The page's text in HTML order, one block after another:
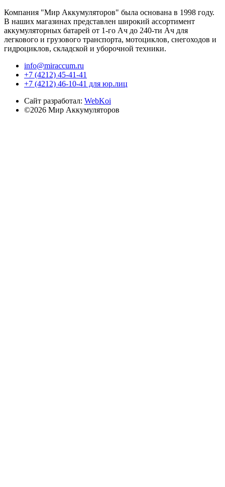
Компания "Мир Аккумуляторов" была основана в 1998 году.
В наших магазинах представлен широкий ассортимент
аккумуляторных батарей от 1-го Ач до 240-ти Ач для
легкового и грузового транспорта, мотоциклов, снегоходов и
гидроциклов, складской и уборочной техники.
info@miraccum.ru
+7 (4212) 45-41-41
+7 (4212) 46-10-41 для юр.лиц
Сайт разработал: WebKoi
©2026 Мир Аккумуляторов